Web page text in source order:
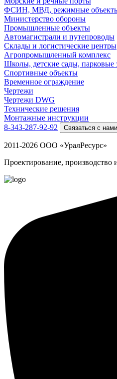
ФСИН, МВД, режимные
Министерство обороны
Промышленные объекты
Автомагистрали и путепроводы
Склады и логистические центры
Агропромышленный комплекс
Школы, детские сады, парковые
Спортивные объекты
Временное ограждение
Чертежи
Чертежи DWG
Технические решения
Монтажные инструкции
8-343-287-92-92
Связаться с нами
2011-2026 ООО «УралРесурс»
Проектирование, производство